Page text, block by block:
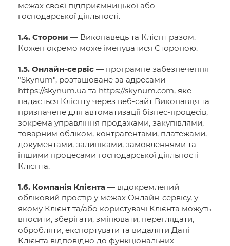
межах своєї підприємницької або
господарської діяльності.
1.4. Сторони — Виконавець та Клієнт разом.
Кожен окремо може іменуватися Стороною.
1.5. Онлайн-сервіс — програмне забезпечення
"Skynum", розташоване за адресами
https://skynum.ua та https://skynum.com, яке
надається Клієнту через веб-сайт Виконавця та
призначене для автоматизації бізнес-процесів,
зокрема управління продажами, закупівлями,
товарним обліком, контрагентами, платежами,
документами, залишками, замовленнями та
іншими процесами господарської діяльності
Клієнта.
1.6. Компанія Клієнта — відокремлений
обліковий простір у межах Онлайн-сервісу, у
якому Клієнт та/або користувачі Клієнта можуть
вносити, зберігати, змінювати, переглядати,
обробляти, експортувати та видаляти Дані
Клієнта відповідно до функціональних